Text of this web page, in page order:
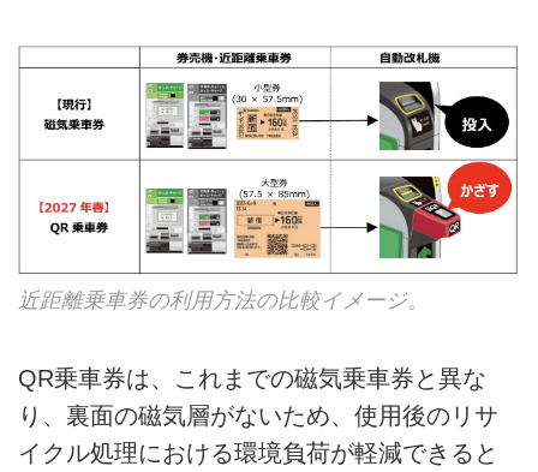
近距離乗車券の利用方法の比較イメージ。
QR乗車券は、これまでの磁気乗車券と異な
り、裏面の磁気層がないため、使用後のリサ
イクル処理における環境負荷が軽減できると